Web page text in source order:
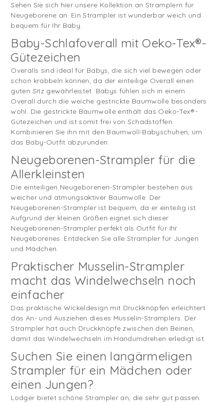
Sehen Sie sich hier unsere Kollektion an Stramplern für
Neugeborene an. Ein Strampler ist wunderbar weich und
bequem für Ihr Baby.
Baby-Schlafoverall mit Oeko-Tex®-
Gütezeichen
Overalls sind ideal für Babys, die sich viel bewegen oder
schon krabbeln können, da der einteilige Overall einen
guten Sitz gewährleistet. Babys fühlen sich in einem
Overall durch die weiche gestrickte Baumwolle besonders
wohl. Die gestrickte Baumwolle enthält das Oeko-Tex®-
Gütezeichen und ist somit frei von Schadstoffen.
Kombinieren Sie ihn mit den Baumwoll-Babyschuhen, um
das Baby-Outfit abzurunden.
Neugeborenen-Strampler für die
Allerkleinsten
Die einteiligen Neugeborenen-Strampler bestehen aus
weicher und atmungsaktiver Baumwolle. Der
Neugeborenen-Strampler ist bequem, da er einteilig ist.
Aufgrund der kleinen Größen eignet sich dieser
Neugeborenen-Strampler perfekt als Outfit für Ihr
Neugeborenes. Entdecken Sie alle Strampler für Jungen
und Mädchen.
Praktischer Musselin-Strampler
macht das Windelwechseln noch
einfacher
Das praktische Wickeldesign mit Druckknöpfen erleichtert
das An- und Ausziehen dieses Musselin-Stramplers. Der
Strampler hat auch Druckknöpfe zwischen den Beinen,
damit das Windelwechseln im Handumdrehen erledigt ist.
Suchen Sie einen langärmeligen
Strampler für ein Mädchen oder
einen Jungen?
Lodger bietet schöne Strampler an, die sehr gut passen.